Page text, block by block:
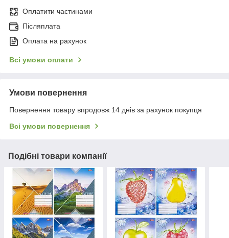
Оплатити частинами
Післяплата
Оплата на рахунок
Всі умови оплати
Умови повернення
Повернення товару впродовж 14 днів за рахунок покупця
Всі умови повернення
Подібні товари компанії